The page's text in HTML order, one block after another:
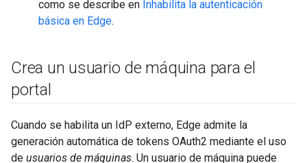
como se describe en Inhabilita la autenticación
básica en Edge.
Crea un usuario de máquina para el
portal
Cuando se habilita un IdP externo, Edge admite la
generación automática de tokens OAuth2 mediante el uso
de usuarios de máquinas. Un usuario de máquina puede